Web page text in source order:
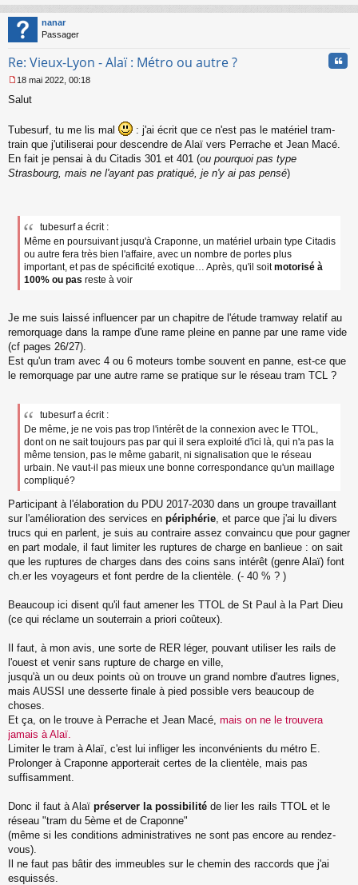
n
o
n
l
au
nanar
Passager
Re: Vieux-Lyon - Alaï : Métro ou autre ?
e
s
a
g
e
n
18 mai 2022, 00:18
Salut
Tubesurf, tu me lis mal
: j'ai écrit que ce n'est pas le matériel tram-
train que j'utiliserai pour descendre de Alaï vers Perrache et Jean Macé.
En fait je pensai à du Citadis 301 et 401 (ou pourquoi pas type
Strasbourg, mais ne l'ayant pas pratiqué, je n'y ai pas pensé)
tubesurf a écrit :
Même en poursuivant jusqu'à Craponne, un matériel urbain type Citadis
ou autre fera très bien l'affaire, avec un nombre de portes plus
important, et pas de spécificité exotique… Après, qu'il soitmotorisé à
100% ou pas reste à voir
Je me suis laissé influencer par un chapitre de l'étude tramway relatif au
remorquage dans la rampe d'une rame pleine en panne par une rame vide
(cf pages 26/27).
Est qu'un tram avec 4 ou 6 moteurs tombe souvent en panne, est-ce que
le remorquage par une autre rame se pratique sur le réseau tram TCL ?
tubesurf a écrit :
De même, je ne vois pas trop l'intérêt de la connexion avec le TTOL,
dont on ne sait toujours pas par qui il sera exploité d'ici là, qui n'a pas la
même tension, pas le même gabarit, ni signalisation que le réseau
urbain. Ne vaut-il pas mieux une bonne correspondance qu'un maillage
compliqué?
Participant à l'élaboration du PDU 2017-2030 dans un groupe travaillant
sur l'amélioration des services en périphérie , et parce que j'ai lu divers
trucs qui en parlent, je suis au contraire assez convaincu que pour gagner
en part modale, il faut limiter les ruptures de charge en banlieue : on sait
que les ruptures de charges dans des coins sans intérêt (genre Alaï) font
ch.er les voyageurs et font perdre de la clientèle. (- 40 % ? )
Beaucoup ici disent qu'il faut amener les TTOL de St Paul à la Part Dieu
(ce qui réclame un souterrain a priori coûteux).
Il faut, à mon avis, une sorte de RER léger, pouvant utiliser les rails de
l'ouest et venir sans rupture de charge en ville,
jusqu'à un ou deux points où on trouve un grand nombre d'autres lignes,
mais AUSSI une desserte finale à pied possible vers beaucoup de
choses.
Et ça, on le trouve à Perrache et Jean Macé, mais on ne le trouvera
jamais à Alaï.
Limiter le tram à Alaï, c'est lui infliger les inconvénients du métro E.
Prolonger à Craponne apporterait certes de la clientèle, mais pas
suffisamment.
Donc il faut à Alaï préserver la possibilité de lier les rails TTOL et le
réseau "tram du 5ème et de Craponne"
(même si les conditions administratives ne sont pas encore au rendez-
vous).
Il ne faut pas bâtir des immeubles sur le chemin des raccords que j'ai
esquissés.